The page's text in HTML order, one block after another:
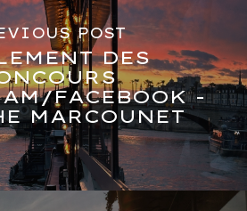
POST
DES
FACEBOOK -
MARCOUNET